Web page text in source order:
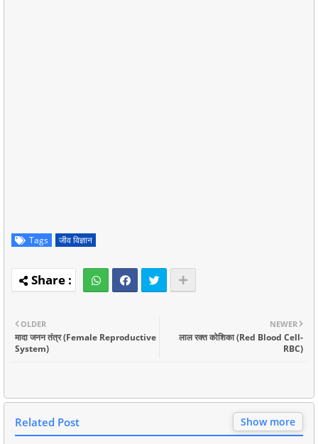
Tags जीव विज्ञान
NEWER
लाल रक्त कोशिका (Red Blood Cell-
RBC)
OLDER
मादा जनन तंत्र (Female Reproductive
System)
Related Post Show more